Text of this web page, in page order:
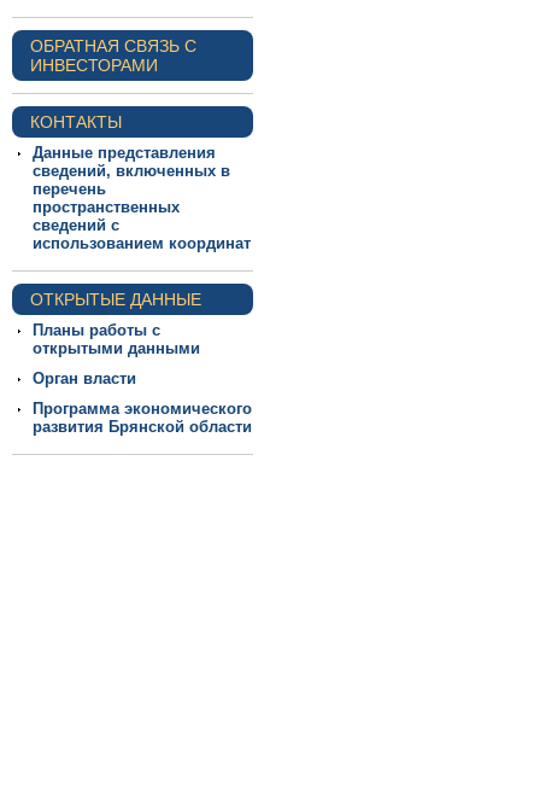
ОБРАТНАЯ СВЯЗЬ С
ИНВЕСТОРАМИ
КОНТАКТЫ
Данные представления
сведений, включенных в
перечень
пространственных
сведений с
использованием координат
ОТКРЫТЫЕ ДАННЫЕ
Планы работы с
открытыми данными
Орган власти
Программа экономического
развития Брянской области